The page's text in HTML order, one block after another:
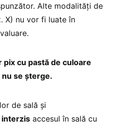
Alte modalități de
X) nu vor fi luate în
cu pastă de culoare
nu se șterge.
de sală și
accesul în sală cu